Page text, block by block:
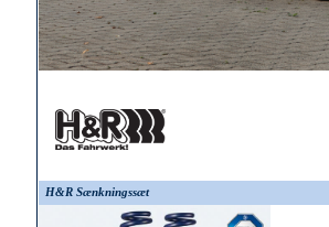
H&R Sænkningssæt